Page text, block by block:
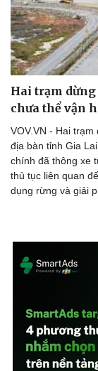
Hai trạm dừng
chưa thể vận
VOV.VN - Hai
địa bàn tỉnh Gia
chính đã thông xe
thủ tục liên quan
dụng rừng và giải